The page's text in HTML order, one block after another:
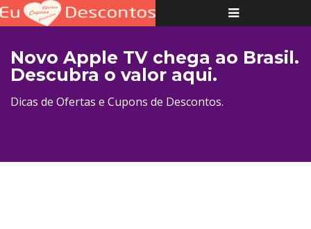
Toggle
navigation
Novo Apple TV chega ao Brasil.
Descubra o valor aqui.
Dicas de Ofertas e Cupons de Descontos.